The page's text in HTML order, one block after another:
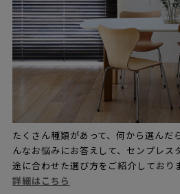
たくさん種類があって、何から選んだ
んなお悩みにお答えして、センプレス
途に合わせた選び方をご紹介しており
詳細はこちら